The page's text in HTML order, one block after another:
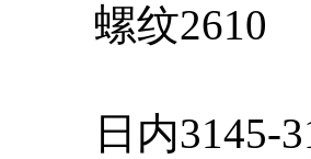
螺纹2610
日内3145-